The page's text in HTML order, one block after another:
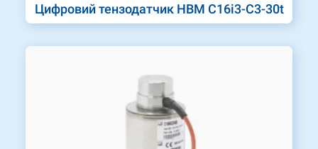
Цифровий тензодатчик HBM C16i3-C3-30t